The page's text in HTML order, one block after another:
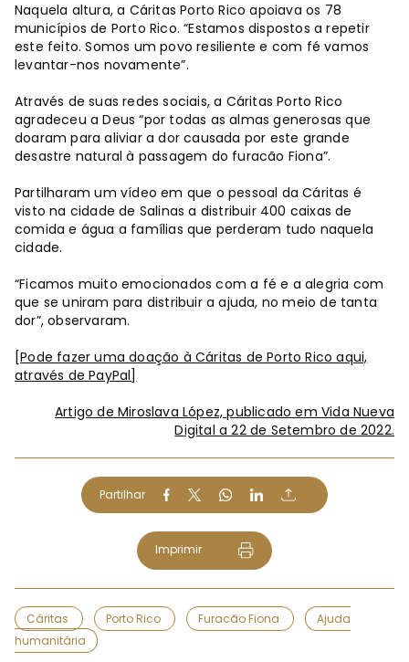
Naquela altura, a Cáritas Porto Rico apoiava os 78
municípios de Porto Rico. “Estamos dispostos a repetir
este feito. Somos um povo resiliente e com fé vamos
levantar-nos novamente”.
Através de suas redes sociais, a Cáritas Porto Rico
agradeceu a Deus “por todas as almas generosas que
doaram para aliviar a dor causada por este grande
desastre natural à passagem do furacão Fiona”.
Partilharam um vídeo em que o pessoal da Cáritas é
visto na cidade de Salinas a distribuir 400 caixas de
comida e água a famílias que perderam tudo naquela
cidade.
“Ficamos muito emocionados com a fé e a alegria com
que se uniram para distribuir a ajuda, no meio de tanta
dor”, observaram.
[Pode fazer uma doação à Cáritas de Porto Rico aqui,
através de PayPal]
Artigo de Miroslava López, publicado em Vida Nueva
Digital a 22 de Setembro de 2022.
Partilhar
Imprimir
Cáritas Porto Rico Furacão Fiona
Ajuda
humanitária